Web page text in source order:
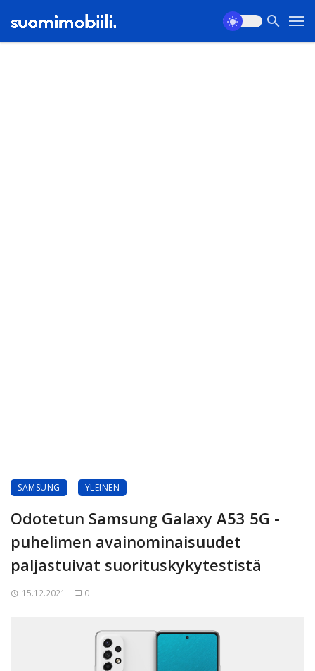
SAMSUNG YLEINEN
Odotetun Samsung Galaxy A53 5G -
puhelimen avainominaisuudet
paljastuivat suorituskykytestistä
15.12.2021 0